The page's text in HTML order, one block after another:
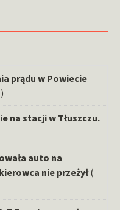
prądu w Powiecie
na stacji w Tłuszczu.
auto na
nie przeżył (